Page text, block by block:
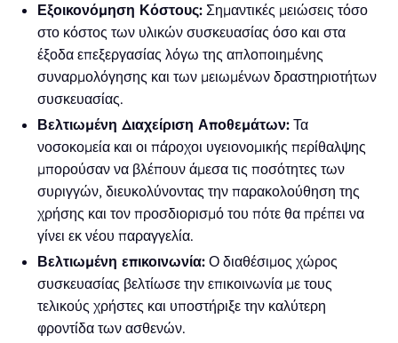
Εξοικονόμηση Κόστους: Σημαντικές μειώσεις τόσο
στο κόστος των υλικών συσκευασίας όσο και στα
έξοδα επεξεργασίας λόγω της απλοποιημένης
συναρμολόγησης και των μειωμένων δραστηριοτήτων
συσκευασίας.
Βελτιωμένη Διαχείριση Αποθεμάτων: Τα
νοσοκομεία και οι πάροχοι υγειονομικής περίθαλψης
μπορούσαν να βλέπουν άμεσα τις ποσότητες των
συριγγών, διευκολύνοντας την παρακολούθηση της
χρήσης και τον προσδιορισμό του πότε θα πρέπει να
γίνει εκ νέου παραγγελία.
Βελτιωμένη επικοινωνία: Ο διαθέσιμος χώρος
συσκευασίας βελτίωσε την επικοινωνία με τους
τελικούς χρήστες και υποστήριξε την καλύτερη
φροντίδα των ασθενών.